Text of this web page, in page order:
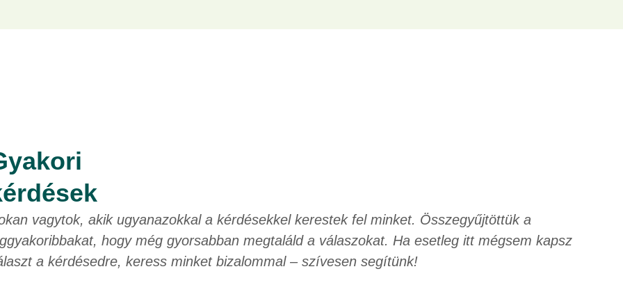
vagytok, akik ugyanazokkal a kérdésekkel kerestek fel minket. Összegyűjtöttük a
hogy még gyorsabban megtaláld a válaszokat. Ha esetleg itt mégsem kapsz
a kérdésedre, keress minket bizalommal – szívesen segítünk!